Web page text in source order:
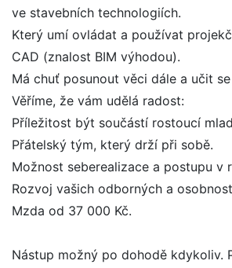
ve stavebních technologiích.
Který umí ovládat a používat
CAD (znalost BIM výhodou).
Má chuť posunout věci dále a učit
Věříme, že vám udělá radost:
Příležitost být součástí rostoucí
Přátelský tým, který drží při sobě.
Možnost seberealizace a postupu v
Rozvoj vašich odborných a
Mzda od 37 000 Kč.
Nástup možný po dohodě kdykoliv.